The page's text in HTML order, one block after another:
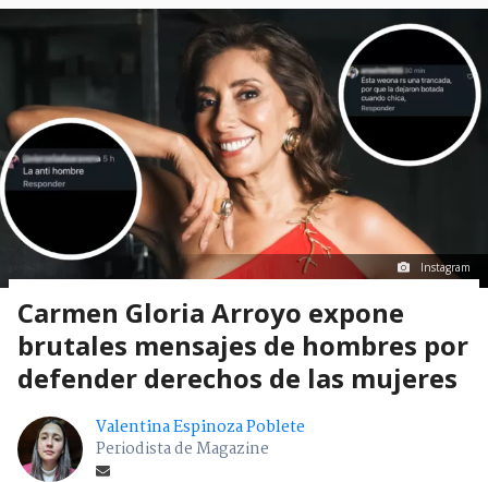
Instagram
Carmen Gloria Arroyo expone
brutales mensajes de hombres por
defender derechos de las mujeres
Valentina Espinoza Poblete
Periodista de Magazine